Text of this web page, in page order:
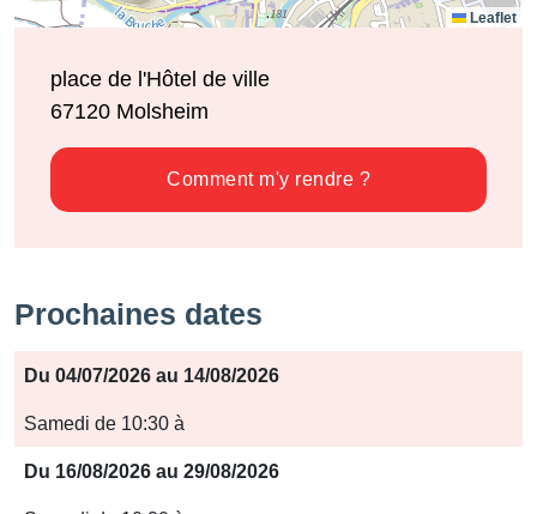
Leaflet
place de l'Hôtel de ville
67120 Molsheim
Comment m'y rendre ?
Prochaines dates
Période
Jours
Horaires
Du 04/07/2026 au 14/08/2026
Samedi de 10:30 à
Du 16/08/2026 au 29/08/2026